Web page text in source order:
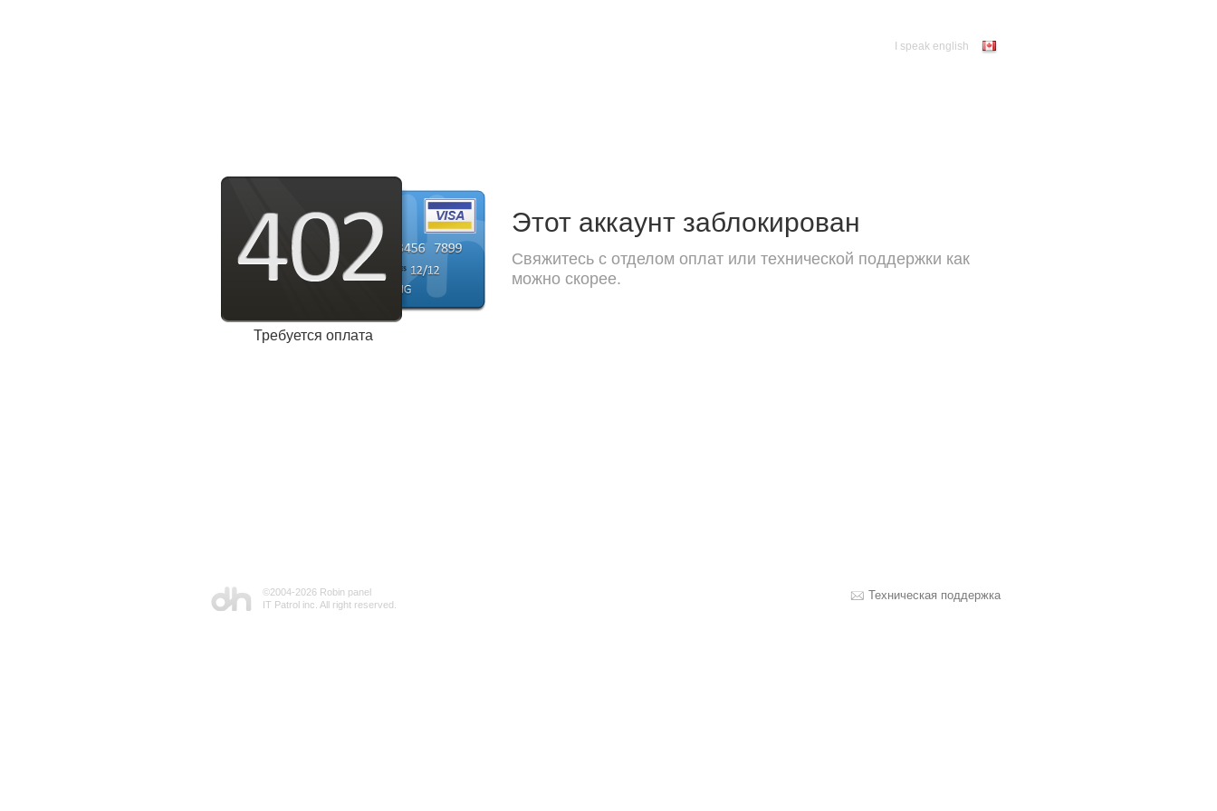
I speak english
Требуется оплата
Этот аккаунт заблокирован
Свяжитесь с отделом оплат или технической поддержки как
можно скорее.
Техническая поддержка
©2004-2026 Robin panel
IT Patrol inc. All right reserved.